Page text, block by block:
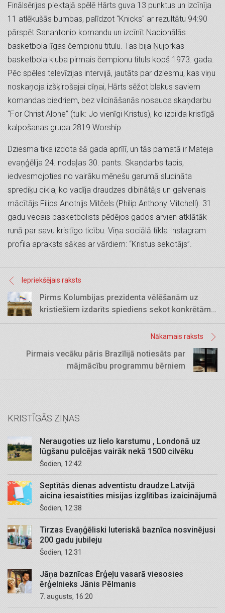
Finālsērijas piektajā spēlē Hārts guva 13 punktus un izcīnīja
11 atlēkušās bumbas, palīdzot "Knicks" ar rezultātu 94:90
pārspēt Sanantonio komandu un izcīnīt Nacionālās
basketbola līgas čempionu titulu. Tas bija Ņujorkas
basketbola kluba pirmais čempionu tituls kopš 1973. gada.
Pēc spēles televīzijas intervijā, jautāts par dziesmu, kas viņu
noskaņoja izšķirošajai cīņai, Hārts sēžot blakus saviem
komandas biedriem, bez vilcināšanās nosauca skaņdarbu
“For Christ Alone” (tulk: Jo vienīgi Kristus), ko izpilda kristīgā
kalpošanas grupa 2819 Worship.
Dziesma tika izdota šā gada aprīlī, un tās pamatā ir Mateja
evaņģēlija 24. nodaļas 30. pants. Skaņdarbs tapis,
iedvesmojoties no vairāku mēnešu garumā sludināta
sprediķu cikla, ko vadīja draudzes dibinātājs un galvenais
mācītājs Filips Anotnijs Mitčels (Philip Anthony Mitchell). 31
gadu vecais basketbolists pēdējos gados arvien atklātāk
runā par savu kristīgo ticību. Viņa sociālā tīkla Instagram
profila apraksts sākas ar vārdiem: “Kristus sekotājs”.
Iepriekšējais raksts
Pirms Kolumbijas prezidenta vēlēšanām uz
kristiešiem izdarīts spiediens sekot konkrētām
norādēm
Nākamais raksts
Pirmais vecāku pāris Brazīlijā notiesāts par
mājmācību programmu bērniem
KRISTĪGĀS ZIŅAS
Neraugoties uz lielo karstumu , Londonā uz
lūgšanu pulcējas vairāk nekā 1500 cilvēku
Šodien, 12:42
Septītās dienas adventistu draudze Latvijā
aicina iesaistīties misijas izglītības izaicinājumā
Šodien, 12:38
Tirzas Evaņģēliski luteriskā baznīca nosvinējusi
200 gadu jubileju
Šodien, 12:31
Jāņa baznīcas Ērģeļu vasarā viesosies
ērģelnieks Jānis Pēlmanis
7. augusts, 16:20